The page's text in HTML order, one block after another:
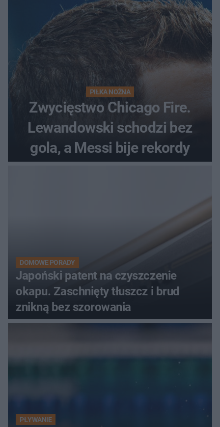
PIŁKA NOŻNA
Zwycięstwo Chicago Fire.
Lewandowski schodzi bez
gola, a Messi bije rekordy
DOMOWE PORADY
Japoński patent na czyszczenie
okapu. Zaschnięty tłuszcz i brud
znikną bez szorowania
PŁYWANIE